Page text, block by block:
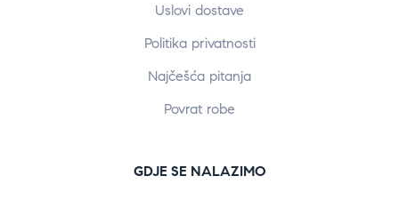
Uslovi dostave
Politika privatnosti
Najčešća pitanja
Povrat robe
GDJE SE NALAZIMO